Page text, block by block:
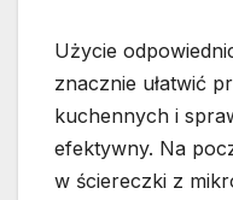
Użycie
znacznie ułatwić
kuchennych i
efektywny. Na
w ściereczki z